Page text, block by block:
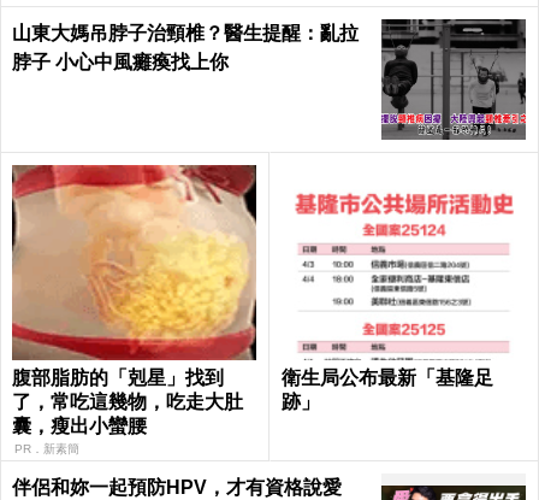
山東大媽吊脖子治頸椎？醫生提醒：亂拉
脖子 小心中風癱瘓找上你
腹部脂肪的「剋星」找到
了，常吃這幾物，吃走大肚
囊，瘦出小蠻腰
PR．新素簡
衛生局公布最新「基隆足
跡」
伴侶和妳一起預防HPV，才有資格說愛